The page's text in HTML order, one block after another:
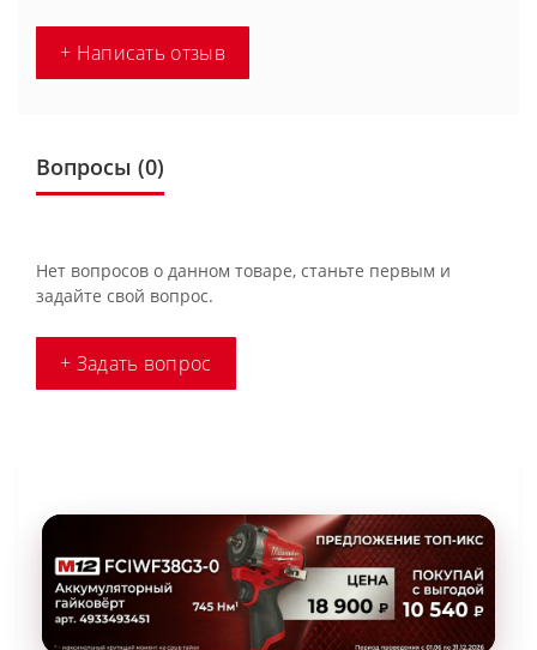
+ Написать отзыв
Вопросы (0)
Нет вопросов о данном товаре, станьте первым и
задайте свой вопрос.
+ Задать вопрос